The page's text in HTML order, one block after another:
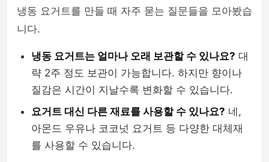
냉동 요거트를 만들 때 자주 묻는 질문들을 모아봤습
니다.
냉동 요거트는 얼마나 오래 보관할 수 있나요? 대
략 2주 정도 보관이 가능합니다. 하지만 향이나
질감은 시간이 지날수록 변화할 수 있습니다.
요거트 대신 다른 재료를 사용할 수 있나요? 네,
아몬드 우유나 코코넛 요거트 등 다양한 대체재
를 사용할 수 있습니다.